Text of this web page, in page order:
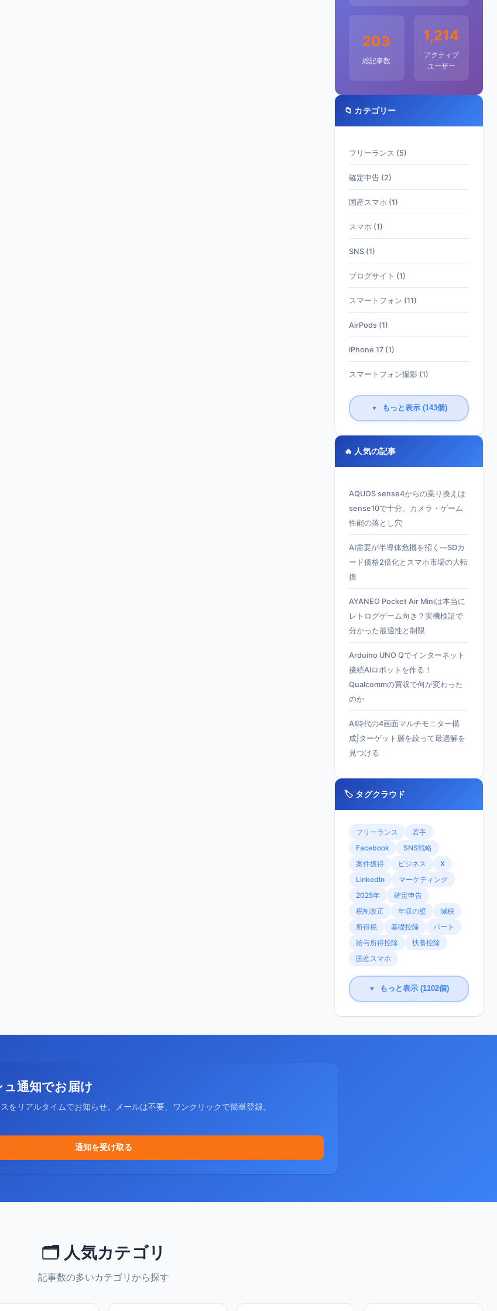
203
総記事数
1,214
アクティブ
ユーザー
📁 カテゴリー
フリーランス (5)
確定申告 (2)
国産スマホ (1)
スマホ (1)
SNS (1)
ブログサイト (1)
スマートフォン (11)
AirPods (1)
iPhone 17 (1)
スマートフォン撮影 (1)
▼ もっと表示 (143個)
🔥 人気の記事
AQUOS sense4からの乗り換えは
sense10で十分。カメラ・ゲーム
性能の落とし穴
AI需要が半導体危機を招く—SDカ
ード価格2倍化とスマホ市場の大転
換
AYANEO Pocket Air Miniは本当に
レトログゲーム向き？実機検証で
分かった最適性と制限
Arduino UNO Qでインターネット
接続AIロボットを作る！
Qualcommの買収で何が変わった
のか
AI時代の4画面マルチモニター構
成|ターゲット層を絞って最適解を
見つける
🏷️ タグクラウド
フリーランス
若手
Facebook
SNS戦略
案件獲得
ビジネス
X
LinkedIn
マーケティング
2025年
確定申告
税制改正
年収の壁
減税
所得税
基礎控除
パート
給与所得控除
扶養控除
国産スマホ
▼ もっと表示 (1102個)
通知でお届け
をリアルタイムでお知らせ。メールは不要、ワンクリックで簡単登録。
通知を受け取る
🗂️ 人気カテゴリ
記事数の多いカテゴリから探す